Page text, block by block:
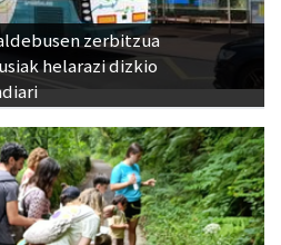
zerbitzua
helarazi dizkio